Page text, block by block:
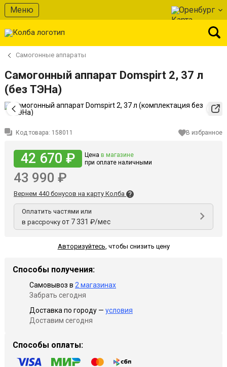
Меню Оренбург
Самогонные аппараты
Самогонный аппарат Domspirt 2, 37 л
(без ТЭНа)
Код товара: 158011 В избранное
42 670 ₽ Цена в магазине
при оплате наличными
43 990 ₽
Вернем 440 бонусов на карту Колба
Оплатить частями или
в рассрочку от 7 331 ₽/мес
Авторизуйтесь, чтобы снизить цену
Способы получения:
Самовывоз в 2 магазинах
Забрать сегодня
Доставка по городу — условия
Доставим сегодня
Способы оплаты: